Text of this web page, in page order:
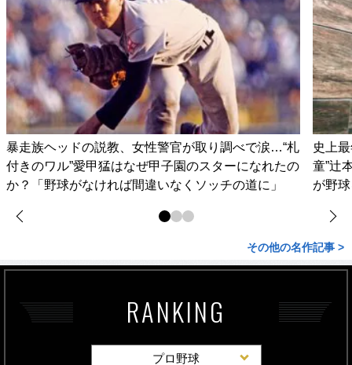
暴走族ヘッドの説教、女性警官が取り調べで涙…“札
付きのワル”愛甲猛はなぜ甲子園のスターになれたの
か？「野球がなければ間違いなくソッチの道に」
史上
童”辻
が野
その他の名作記事 >
RANKING
プロ野球